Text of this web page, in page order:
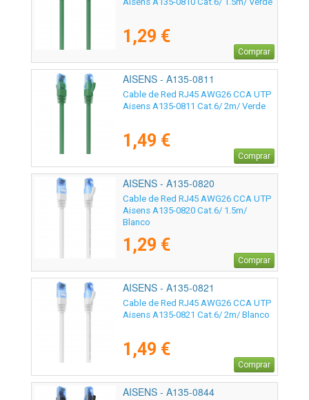
1,29 €
Comprar
AISENS - A135-0811
Cable de Red RJ45 AWG26 CCA UTP
Aisens A135-0811 Cat.6/ 2m/ Verde
1,49 €
Comprar
AISENS - A135-0820
Cable de Red RJ45 AWG26 CCA UTP
Aisens A135-0820 Cat.6/ 1.5m/
Blanco
1,29 €
Comprar
AISENS - A135-0821
Cable de Red RJ45 AWG26 CCA UTP
Aisens A135-0821 Cat.6/ 2m/ Blanco
1,49 €
Comprar
AISENS - A135-0844